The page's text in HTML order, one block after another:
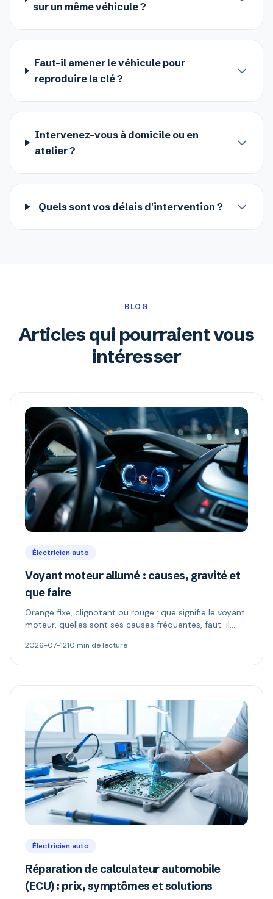
sur un même véhicule ?
Faut-il amener le véhicule pour
reproduire la clé ?
Intervenez-vous à domicile ou en
atelier ?
Quels sont vos délais d'intervention ?
BLOG
Articles qui pourraient vous
intéresser
Électricien auto
Voyant moteur allumé : causes, gravité et
que faire
Orange fixe, clignotant ou rouge : que signifie le voyant
moteur, quelles sont ses causes fréquentes, faut-il
2026-07-1210 min de lecture
Électricien auto
Réparation de calculateur automobile
(ECU) : prix, symptômes et solutions